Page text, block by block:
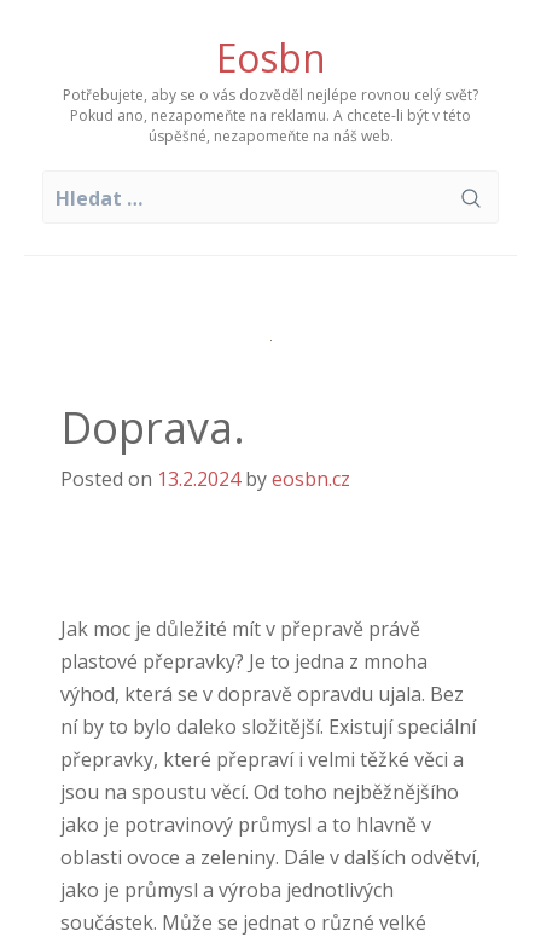
Eosbn
Potřebujete, aby se o vás dozvěděl nejlépe rovnou celý svět?
Pokud ano, nezapomeňte na reklamu. A chcete-li být v této
úspěšné, nezapomeňte na náš web.
Doprava.
Posted on 13.2.2024byeosbn.cz
Jak moc je důležité mít v přepravě právě
plastové přepravky? Je to jedna z mnoha
výhod, která se v dopravě opravdu ujala. Bez
ní by to bylo daleko složitější. Existují speciální
přepravky, které přepraví i velmi těžké věci a
jsou na spoustu věcí. Od toho nejběžnějšího
jako je potravinový průmysl a to hlavně v
oblasti ovoce a zeleniny. Dále v dalších odvětví,
jako je průmysl a výroba jednotlivých
součástek. Může se jednat o různé velké